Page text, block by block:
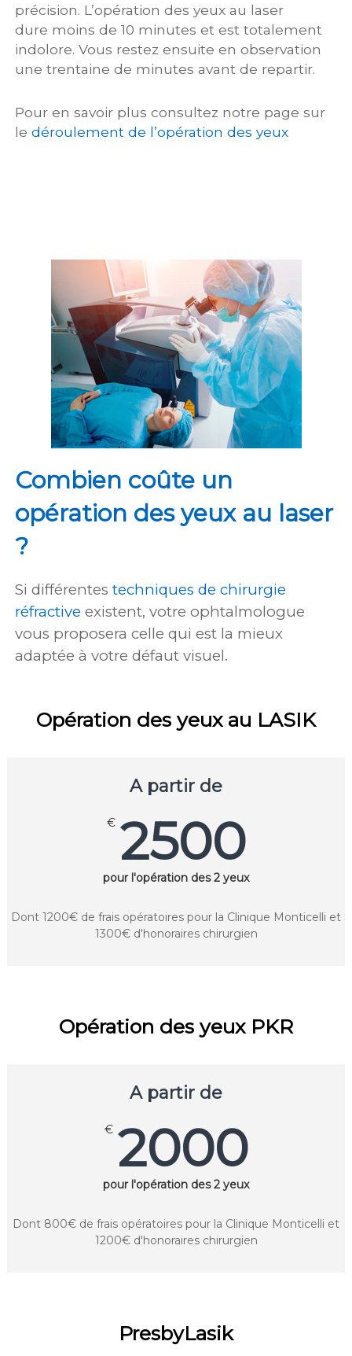
précision. L’opération des yeux au laser
dure moins de 10 minutes et est totalement
indolore. Vous restez ensuite en observation
une trentaine de minutes avant de repartir.
Pour en savoir plus consultez notre page sur
le déroulement de l’opération des yeux
Combien coûte un
opération des yeux au laser
?
Si différentes techniques de chirurgie
réfractive existent, votre ophtalmologue
vous proposera celle qui est la mieux
adaptée à votre défaut visuel.
Opération des yeux au LASIK
A partir de
€ 2500
pour l'opération des 2 yeux
Dont 1200€ de frais opératoires pour la Clinique Monticelli et
1300€ d'honoraires chirurgien
Opération des yeux PKR
A partir de
€ 2000
pour l'opération des 2 yeux
Dont 800€ de frais opératoires pour la Clinique Monticelli et
1200€ d'honoraires chirurgien
PresbyLasik